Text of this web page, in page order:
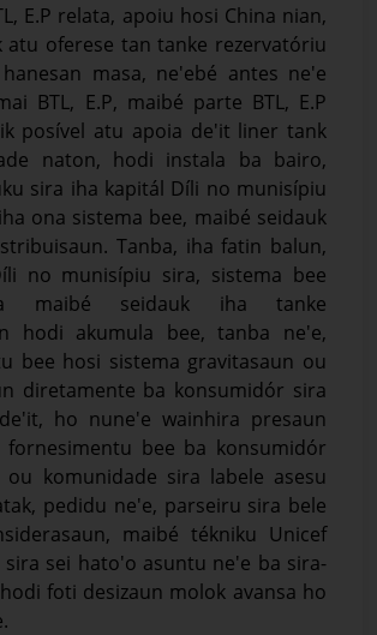
E.P relata, apoiu hosi China nian,
atu oferese tan tanke rezervatóriu
masa, ne'ebé antes ne'e
BTL, E.P, maibé parte BTL, E.P
posível atu apoia de'it liner tank
naton, hodi instala ba bairo,
sira iha kapitál Díli no munisípiu
ona sistema bee, maibé seidauk
Tanba, iha fatin balun,
no munisípiu sira, sistema bee
maibé seidauk iha tanke
hodi akumula bee, tanba ne'e,
bee hosi sistema gravitasaun ou
diretamente ba konsumidór sira
ho nune'e wainhira presaun
fornesimentu bee ba konsumidór
komunidade sira labele asesu
pedidu ne'e, parseiru sira bele
maibé tékniku Unicef
sei hato'o asuntu ne'e ba sira-
foti desizaun molok avansa ho